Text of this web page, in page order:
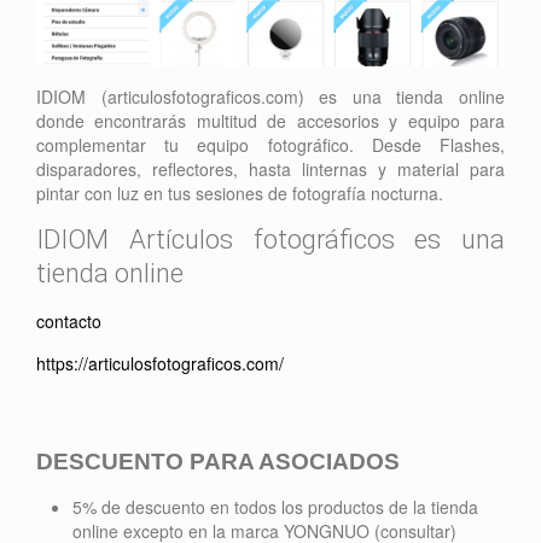
IDIOM (articulosfotograficos.com) es una tienda online
donde encontrarás multitud de accesorios y equipo para
complementar tu equipo fotográfico. Desde Flashes,
disparadores, reflectores, hasta linternas y material para
pintar con luz en tus sesiones de fotografía nocturna.
IDIOM Artículos fotográficos es una
tienda online
contacto
https://articulosfotograficos.com/
DESCUENTO PARA ASOCIADOS
5% de descuento en todos los productos de la tienda
online excepto en la marca YONGNUO (consultar)